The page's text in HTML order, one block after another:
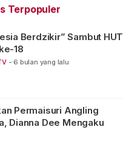
Terpopuler
Berdzikir” Sambut HUT
18
- 6 bulan yang lalu
Permaisuri Angling
Dianna Dee Mengaku